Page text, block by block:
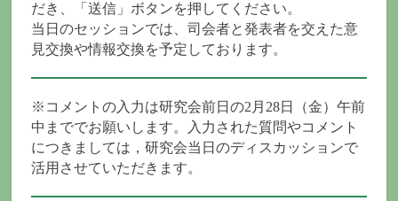
だき、「送信」ボタンを押してください。
当日のセッションでは、司会者と発表者を交えた意
見交換や情報交換を予定しております。
※コメントの入力は研究会前日の2月28日（金）午前
中まででお願いします。入力された質問やコメント
につきましては，研究会当日のディスカッションで
活用させていただきます。